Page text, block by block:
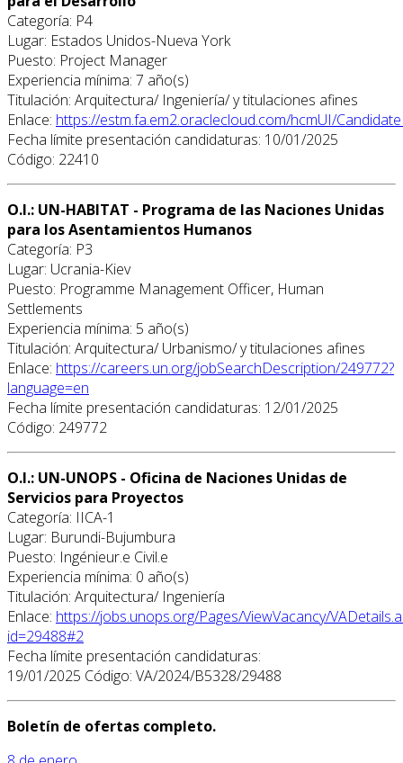
Categoría: P4
Lugar: Estados Unidos-Nueva York
Puesto: Project Manager
Experiencia mínima: 7 año(s)
Titulación: Arquitectura/ Ingeniería/ y titulaciones afines
Enlace: https://estm.fa.em2.oraclecloud.com/hcmUI/
Fecha límite presentación candidaturas: 10/01/2025
Código: 22410
O.I.: UN-HABITAT - Programa de las Naciones Unidas
para los Asentamientos Humanos
Categoría: P3
Lugar: Ucrania-Kiev
Puesto: Programme Management Officer, Human
Settlements
Experiencia mínima: 5 año(s)
Titulación: Arquitectura/ Urbanismo/ y titulaciones afines
Enlace: https://careers.un.org/jobSearchDescription/249772?
language=en
Fecha límite presentación candidaturas: 12/01/2025
Código: 249772
O.I.: UN-UNOPS - Oficina de Naciones Unidas de
Servicios para Proyectos
Categoría: IICA-1
Lugar: Burundi-Bujumbura
Puesto: Ingénieur.e Civil.e
Experiencia mínima: 0 año(s)
Titulación: Arquitectura/ Ingeniería
Enlace: https://jobs.unops.org/Pages/ViewVacancy/
id=29488#2
Fecha límite presentación candidaturas:
19/01/2025 Código: VA/2024/B5328/29488
Boletín de ofertas completo.